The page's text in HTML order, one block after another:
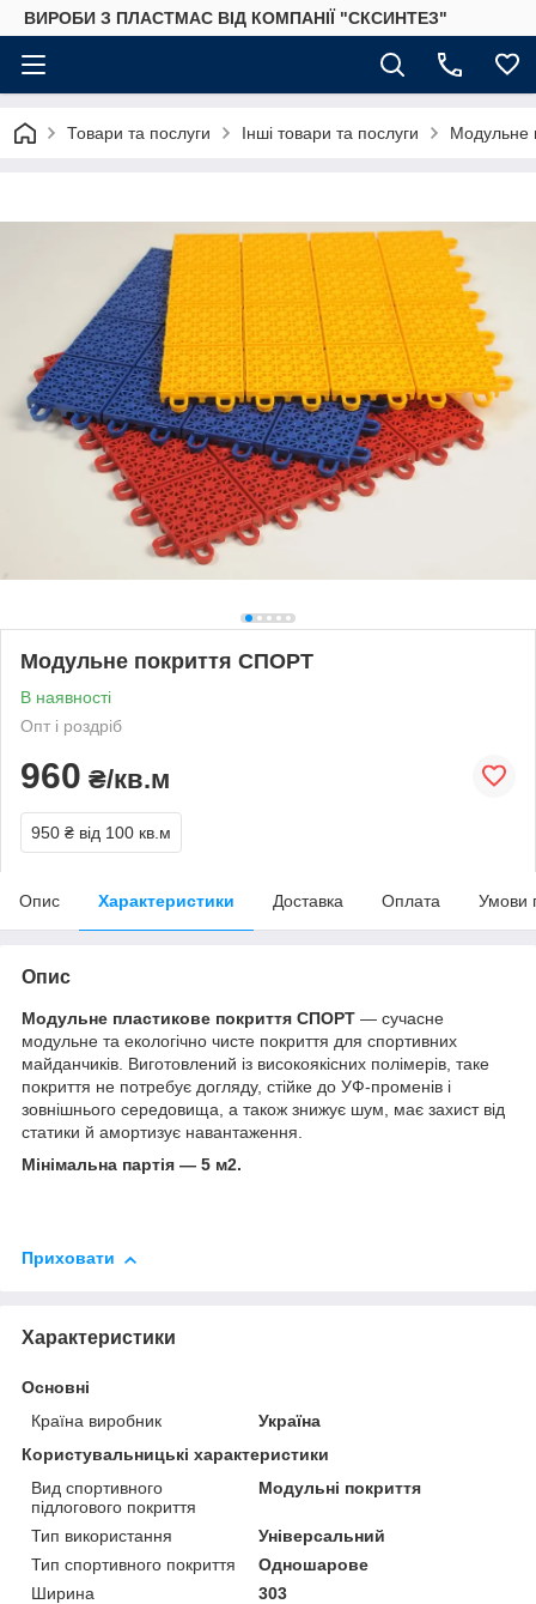
ВИРОБИ З ПЛАСТМАС ВІД КОМПАНІЇ "СКСИНТЕЗ"
Товари та послуги Інші товари та послуги Модульне
Модульне покриття СПОРТ
В наявності
Опт і роздріб
960 ₴/кв.м
950 ₴ від 100 кв.м
Опис Характеристики Доставка Оплата Умови
Опис
Модульне пластикове покриття СПОРТ — сучасне
модульне та екологічно чисте покриття для спортивних
майданчиків. Виготовлений із високоякісних полімерів, таке
покриття не потребує догляду, стійке до УФ-променів і
зовнішнього середовища, а також знижує шум, має захист від
статики й амортизує навантаження.
Мінімальна партія — 5 м2.
Приховати
Характеристики
Основні
Країна виробник
Україна
Користувальницькі характеристики
Вид спортивного
підлогового покриття
Модульні покриття
Тип використання
Універсальний
Тип спортивного покриття
Одношарове
Ширина
303